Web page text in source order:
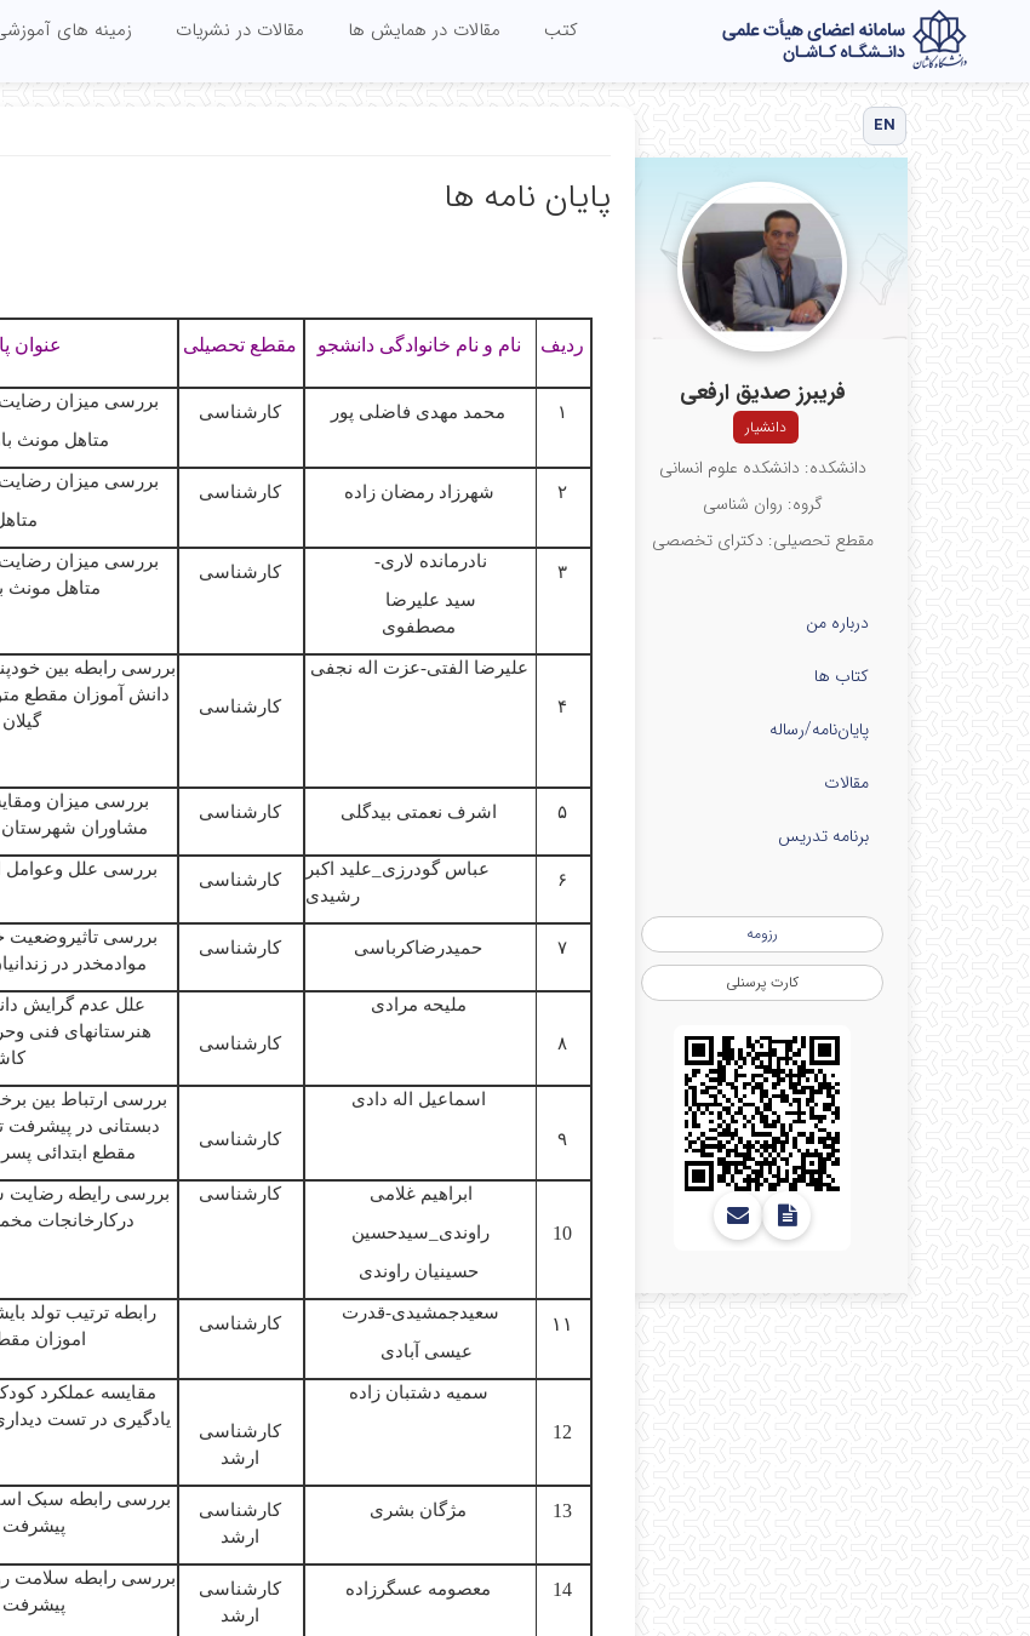
کتب مقالات در همایش ها مقالات در نشریات زمینه های
EN
فریبرز صدیق ارفعی
دانشیار
دانشکده: دانشکده علوم انسانی
گروه: روان شناسی
مقطع تحصیلی: دکترای تخصصی
درباره من
کتاب ها
پایان‌نامه‌/رساله
مقالات
برنامه تدریس
رزومه
کارت پرسنلی
پایان نامه ها
عنوان مقطع تحصیلی نام و نام خانوادگی دانشجو ردیف
بررسی میزان رضایت
متاھل مونث
کارشناسی محمد مهدی فاضلی پور ۱
بررسی میزان رضایت
کارشناسی شهرزاد رمضان زاده ۲
بررسی میزان رضایت
متاھل مونث
کارشناسی
نادرمانده لاری-
سید علیرضا
مصطفوی
۳
بررسی رابطه بین
دانش
آموزان مقطع
گیلان
کارشناسی
علیرضا الفتی-عزت اله نجفی
۴
بررسی میزان
مشاوران شهرستان
کارشناسی اشرف نعمتی بیدگلی ۵
بررسی علل وعوامل
کارشناسی
عباس گودرزی
علید اکبر
رشیدی
۶
بررسی تاثیروضعیت
موادمخدر در
کارشناسی حمیدرضاکرباسی ۷
علل عدم گرایش
ھنرستانھای فنی
کارشناسی
ملیحه مرادی
۸
بررسی ارتباط بین
دبستانی در پیشرفت
مقطع
ابتدائی
کارشناسی
اسماعیل اله دادی
۹
بررسی رایطه رضایت
درکارخانجات
کارشناسی ابراھیم غلامی
راوندی
سیدحسین
حسینیان راوندی
10
رابطه ترتیب تولد
اموزان
کارشناسی
سعیدجمشیدی-قدرت
عیسی
آبادی
۱۱
مقایسه عملکرد
یادگیری در تست
کارشناسی
ارشد
سمیه دشتبان زاده
12
بررسی رابطه سبک
پیشرفت
کارشناسی
ارشد
مژگان بشری 13
بررسی رابطه سلامت
پیشرفت
کارشناسی
ارشد
معصومه عسگرزاده 14